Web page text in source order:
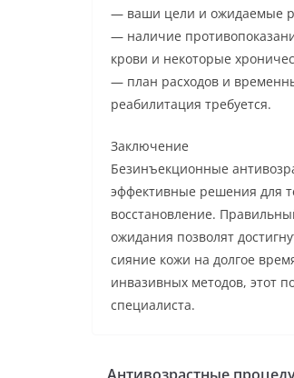
— ваши цели и ожидаемые
— наличие
крови и некоторые
— план расходов и
реабилитация требуется.
Заключение
Безинъекционные
эффективные решения для
восстановление.
ожидания позволят
сияние кожи на долгое
инвазивных методов, этот
специалиста.